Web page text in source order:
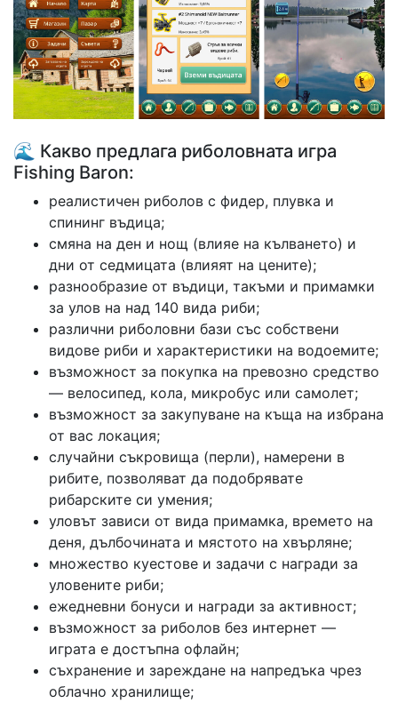
🌊 Какво предлага риболовната игра
Fishing Baron:
реалистичен риболов с фидер, плувка и
спининг въдица;
смяна на ден и нощ (влияе на кълването) и
дни от седмицата (влияят на цените);
разнообразие от въдици, такъми и примамки
за улов на над 140 вида риби;
различни риболовни бази със собствени
видове риби и характеристики на водоемите;
възможност за покупка на превозно средство
— велосипед, кола, микробус или самолет;
възможност за закупуване на къща на избрана
от вас локация;
случайни съкровища (перли), намерени в
рибите, позволяват да подобрявате
рибарските си умения;
уловът зависи от вида примамка, времето на
деня, дълбочината и мястото на хвърляне;
множество куестове и задачи с награди за
уловените риби;
ежедневни бонуси и награди за активност;
възможност за риболов без интернет —
играта е достъпна офлайн;
съхранение и зареждане на напредъка чрез
облачно хранилище;